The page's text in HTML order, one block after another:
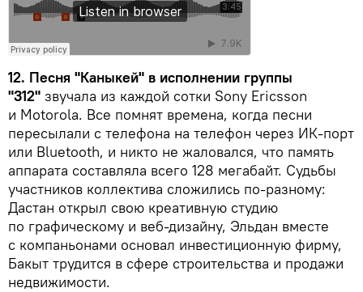
12. Песня "Каныкей" в исполнении группы
"312" звучала из каждой сотки Sony Ericsson
и Motorola. Все помнят времена, когда песни
пересылали с телефона на телефон через ИК-порт
или Bluetooth, и никто не жаловался, что память
аппарата составляла всего 128 мегабайт. Судьбы
участников коллектива сложились по-разному:
Дастан открыл свою креативную студию
по графическому и веб-дизайну, Эльдан вместе
с компаньонами основал инвестиционную фирму,
Бакыт трудится в сфере строительства и продажи
недвижимости.